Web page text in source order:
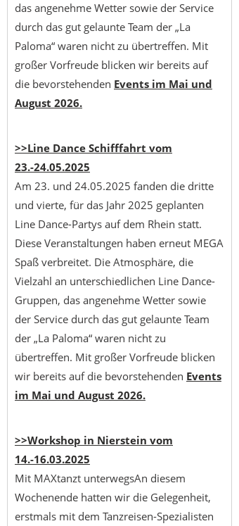
das angenehme Wetter sowie der Service
durch das gut gelaunte Team der „La
Paloma“ waren nicht zu übertreffen. Mit
großer Vorfreude blicken wir bereits auf
die bevorstehenden Events im Mai und
August 2026.
>>Line Dance Schifffahrt vom
23.-24.05.2025
Am 23. und 24.05.2025 fanden die dritte
und vierte, für das Jahr 2025 geplanten
Line Dance-Partys auf dem Rhein statt.
Diese Veranstaltungen haben erneut MEGA
Spaß verbreitet. Die Atmosphäre, die
Vielzahl an unterschiedlichen Line Dance-
Gruppen, das angenehme Wetter sowie
der Service durch das gut gelaunte Team
der „La Paloma“ waren nicht zu
übertreffen. Mit großer Vorfreude blicken
wir bereits auf die bevorstehenden Events
im Mai und August 2026.
>>Workshop in Nierstein vom
14.-16.03.2025
Mit MAXtanzt unterwegsAn diesem
Wochenende hatten wir die Gelegenheit,
erstmals mit dem Tanzreisen-Spezialisten